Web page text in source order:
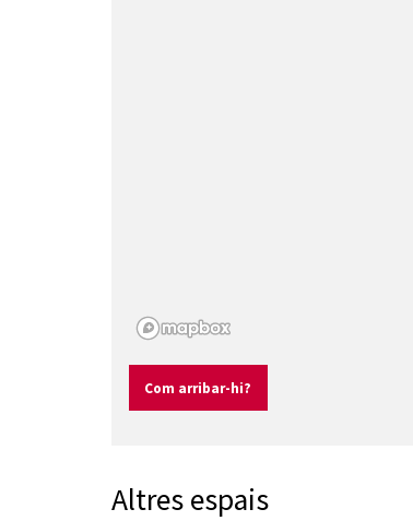
Com arribar-hi?
Altres espais